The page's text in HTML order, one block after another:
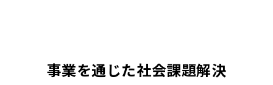
事業を通じた社会課題解決